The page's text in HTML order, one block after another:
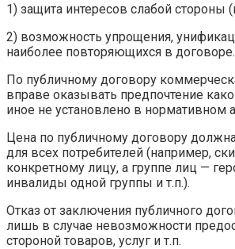
1) защита интересов слабой стороны
2) возможность упрощения,
наиболее повторяющихся в договоре.
По публичному договору
вправе оказывать предпочтение
иное не установлено в нормативном
Цена по публичному договору
для всех потребителей (например,
конкретному лицу, а группе лиц —
инвалиды одной группы и т.п.).
Отказ от заключения публичного
лишь в случае невозможности
стороной товаров, услуг и т.п.